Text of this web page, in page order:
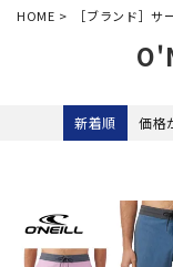
HOME ［ブランド］サ
新着順 価格